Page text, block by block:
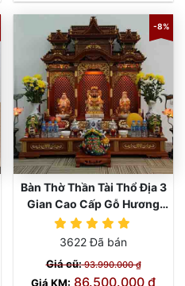
-8%
Bàn Thờ Thần Tài Thổ Địa 3
Gian Cao Cấp Gỗ Hương
TT848
3622 Đã bán
Giá cũ:93.990.000 ₫
Giá KM: 86.500.000 ₫